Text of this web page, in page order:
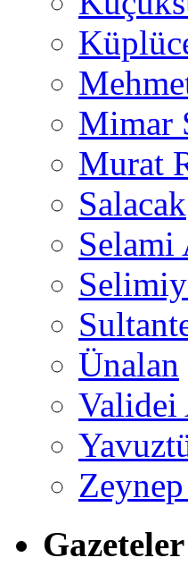
Mimar
Murat
Salacak
Selami
Ünalan
Gazeteler